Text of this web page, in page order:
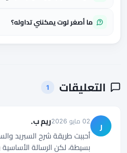
ما أصغر لوت يمكنني تداوله؟
التعليقات 1
ر ريم ب. 02 مايو 2026
أحببت طريقة شرح السبريد
بسيطة، لكن الرسالة الأساسية